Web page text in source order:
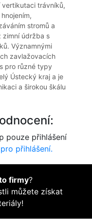
trávníků,
stromů a
zimní údržba s
Významnými
zavlažovacích
pro různé typy
Ústecký kraj a je
a širokou škálu
pouze přihlášení
přihlášení.
firmy?
můžete získat